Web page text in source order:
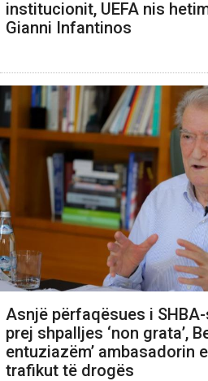
institucionit, UEFA nis
Gianni Infantinos
Asnjë përfaqësues i
prej shpalljes ‘non grata’,
entuziazëm’ ambasadorin
trafikut të drogës